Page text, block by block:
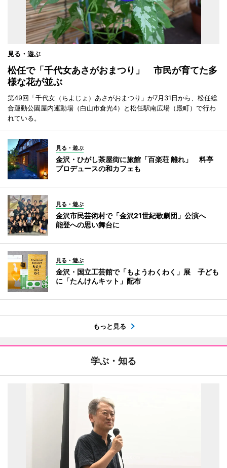
見る・遊ぶ
松任で「千代女あさがおまつり」 市民が育てた多
様な花が並ぶ
第49回「千代女（ちよじょ）あさがおまつり」が7月31日から、松任総
合運動公園屋内運動場（白山市倉光4）と松任駅南広場（殿町）で行わ
れている。
見る・遊ぶ
金沢・ひがし茶屋街に旅館「百楽荘 離れ」 料亭
プロデュースの和カフェも
見る・遊ぶ
金沢市民芸術村で「金沢21世紀歌劇団」公演へ
能登への思い舞台に
見る・遊ぶ
金沢・国立工芸館で「もようわくわく」展 子ども
に「たんけんキット」配布
もっと見る
学ぶ・知る